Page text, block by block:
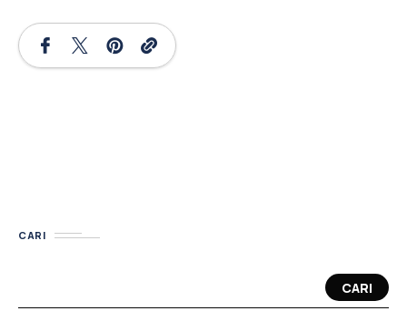
CARI
CARI